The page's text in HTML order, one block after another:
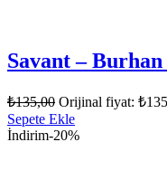
Savant – Burhan
₺135,00 Orijinal fiyat:
Sepete Ekle
İndirim-20%